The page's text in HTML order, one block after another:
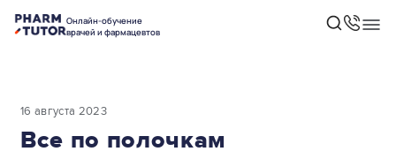
Онлайн-обучение
врачей и фармацевтов
16 августа 2023
Все по полочкам